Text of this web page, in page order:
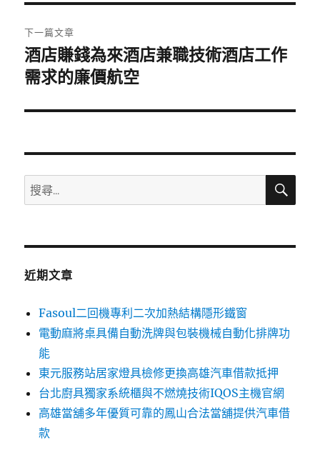
文
章:
下一篇文章
下
一
文
酒店賺錢為來酒店兼職技術酒店工作
需求的廉價航空
搜
尋
鍵
搜
近期文章
Fasoul二回機專利二次加熱結構隱形鐵窗
電動麻將桌具備自動洗牌與包裝機械自動化排牌功
能
東元服務站居家燈具檢修更換高雄汽車借款抵押
台北廚具獨家系統櫃與不燃燒技術IQOS主機官網
高雄當舖多年優質可靠的鳳山合法當舖提供汽車借
款